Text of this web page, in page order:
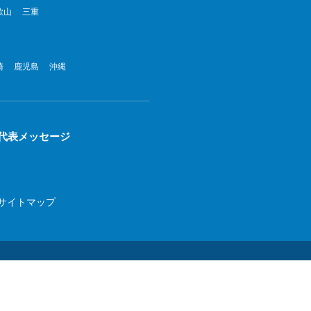
年8月
年5月
年4月
山 三重
鹿児島 沖縄
表メッセージ
イトマップ